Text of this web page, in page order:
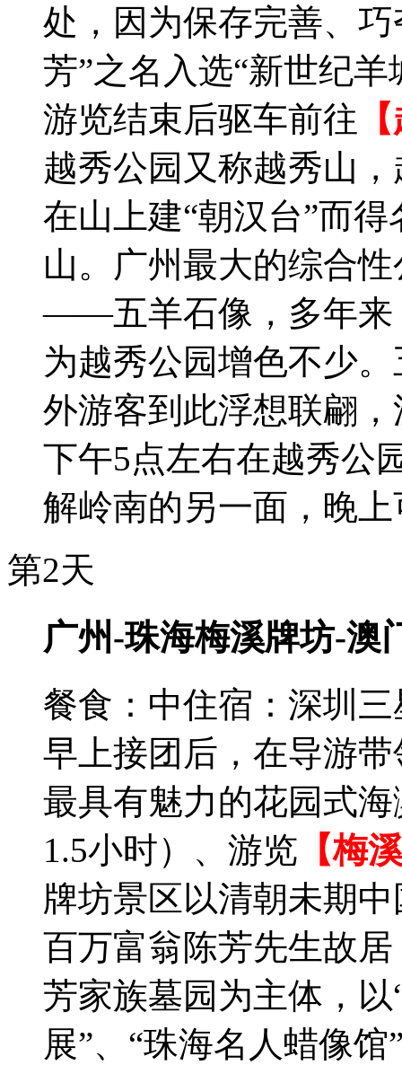
处，因为保存完善、
芳”之名入选“新世纪羊
游览结束后驱车前往
越秀公园又称越秀山
在山上建“朝汉台”而
山。广州最大的综合
——五羊石像，多年来
为越秀公园增色不少
外游客到此浮想联翩
下午5点左右在越秀公
解岭南的另一面，晚
第2天
广州-珠海梅溪牌坊-澳
餐食：中住宿：深圳
早上接团后，在导游
最具有魅力的花园式
1.5小时）、游览 【梅
牌坊景区以清朝未期
百万富翁陈芳先生故
芳家族墓园为主体，
展”、“珠海名人蜡像